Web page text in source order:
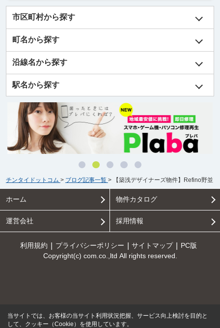
市区町村から探す
町名から探す
沿線名から探す
駅名から探す
チンタイドットコム > ブログ記事一覧 > 【築浅デザイナーズ物件】Refino野並
ホーム 物件カタログ
運営会社 採用情報
利用規約 プライバシーポリシー サイトマップ
PC版
Copyright(c) com.co.,ltd All rights reserved.
当サイトでは、お客様の当サイト利用状況把握、サービス向上検討を目的と
して、クッキー（Cookie）を使用しています。